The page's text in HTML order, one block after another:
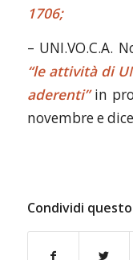
1706;
– UNI.VO.C.A.
“le attività di
aderenti”in
novembre e
Condividi